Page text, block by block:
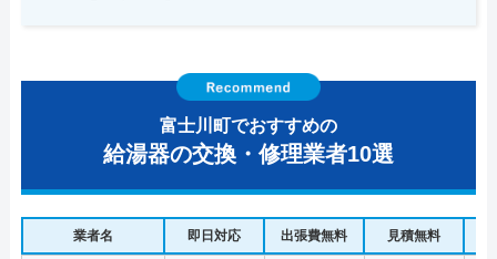
富士川町でおすすめの
給湯器の交換・修理業者10選
業者名 即日対応 出張費無料 見積無料